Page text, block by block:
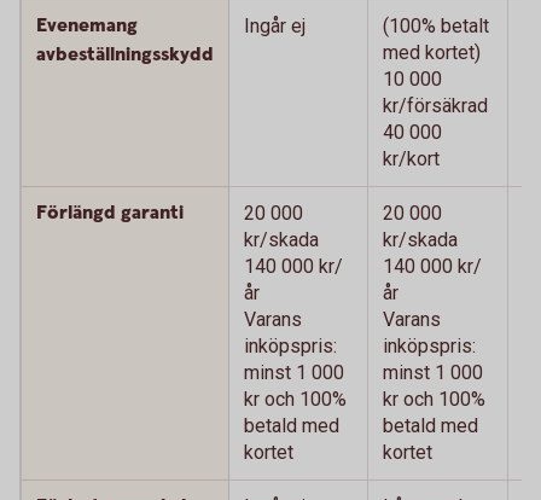
Evenemang
avbeställningsskydd
Ingår ej
(100% betalt
med kortet)
10 000
kr/försäkrad
40 000
kr/kort
Förlängd garanti
20 000
kr/skada
140 000 kr/
år
Varans
inköpspris:
minst 1 000
kr och 100%
betald med
kortet
20 000
kr/skada
140 000 kr/
år
Varans
inköpspris:
minst 1 000
kr och 100%
betald med
kortet